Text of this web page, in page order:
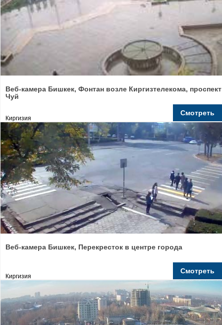
Веб-камера Бишкек, Фонтан возле Киргизтелекома, проспект
Чуй
Киргизия
Смотреть
Веб-камера Бишкек, Перекресток в центре города
Киргизия
Смотреть